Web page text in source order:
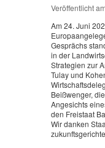
Veröffentlicht
Am 24. Juni
Gesprächs
in der
Strategien zur
Tulay und
Beißwenger,
Angesichts
den Freistaat
Wir danken